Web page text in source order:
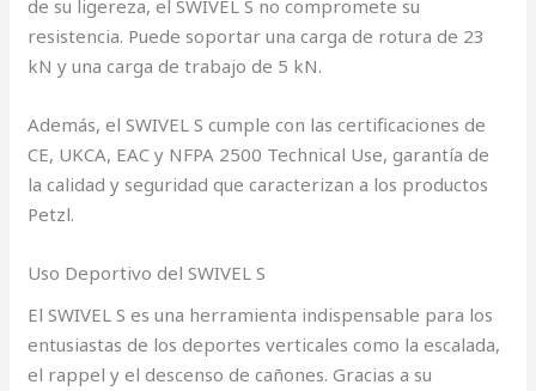
de su ligereza, el SWIVEL S no compromete su
resistencia. Puede soportar una carga de rotura de 23
kN y una carga de trabajo de 5 kN.
Además, el SWIVEL S cumple con las certificaciones de
CE, UKCA, EAC y NFPA 2500 Technical Use, garantía de
la calidad y seguridad que caracterizan a los productos
Petzl.
Uso Deportivo del SWIVEL S
El SWIVEL S es una herramienta indispensable para los
entusiastas de los deportes verticales como la escalada,
el rappel y el descenso de cañones. Gracias a su